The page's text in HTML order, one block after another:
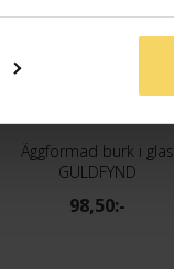
Äggformad burk i glas
GULDFYND
98,50:-